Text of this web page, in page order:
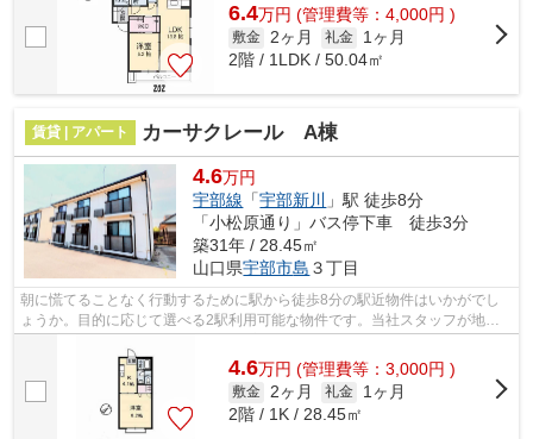
6.4万円 (管理費等：4,000円 )
敷金 2ヶ月 礼金
1ヶ月
2階 / 1LDK / 50.04㎡
賃貸 | アパート カーサクレール A棟
4.6万円
宇部線 「宇部新川
」駅 徒歩8分
「小松原通り」バス停下車 徒歩3分
築31年 / 28.45㎡
山口県宇部市島 ３丁目
朝に慌てることなく行動するために駅から徒歩8分の駅近物件はいかがでし
ょうか。目的に応じて選べる2駅利用可能な物件です。当社スタッフが地域
の賃貸情報をご提供いたします。お客様...
4.6万円 (管理費等：3,000円 )
敷金 2ヶ月 礼金
1ヶ月
2階 / 1K / 28.45㎡